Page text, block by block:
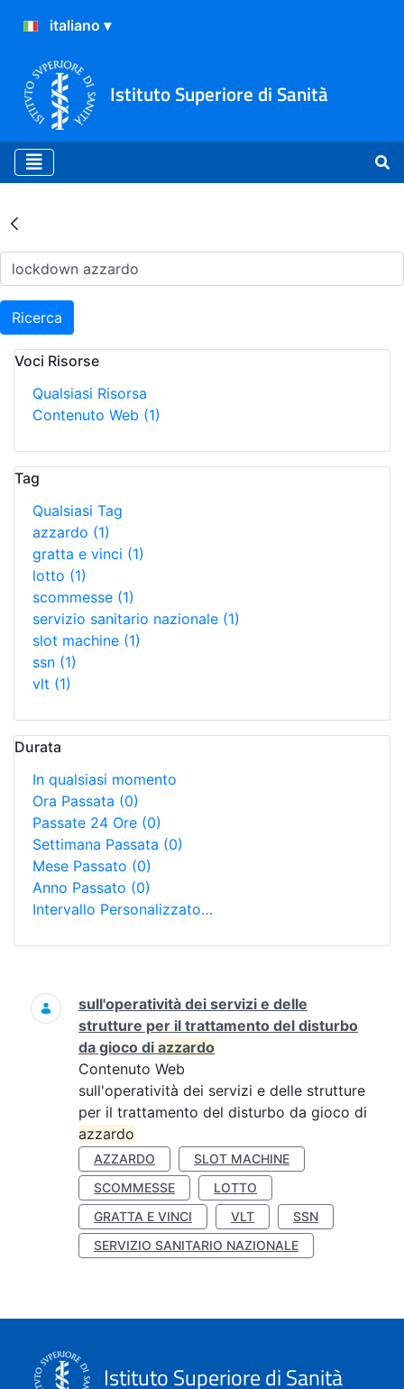
Istituto Superiore di Sanità
Risultati della Ricerca -
Ricerca
Voci Risorse
Qualsiasi Risorsa
Contenuto Web (1)
Tag
Qualsiasi Tag
azzardo (1)
gratta e vinci (1)
lotto (1)
scommesse (1)
servizio sanitario nazionale (1)
slot machine (1)
ssn (1)
vlt (1)
Durata
In qualsiasi momento
Ora Passata (0)
Passate 24 Ore (0)
Settimana Passata (0)
Mese Passato (0)
Anno Passato (0)
Intervallo Personalizzato…
Ricerca
sull'operatività dei servizi e delle
strutture per il trattamento del disturbo
da gioco di azzardo
Contenuto Web
sull'operatività dei servizi e delle strutture
per il trattamento del disturbo da gioco di
azzardo
AZZARDO
SLOT MACHINE
SCOMMESSE
LOTTO
GRATTA E VINCI
VLT
SSN
SERVIZIO SANITARIO NAZIONALE
Istituto Superiore di Sanità